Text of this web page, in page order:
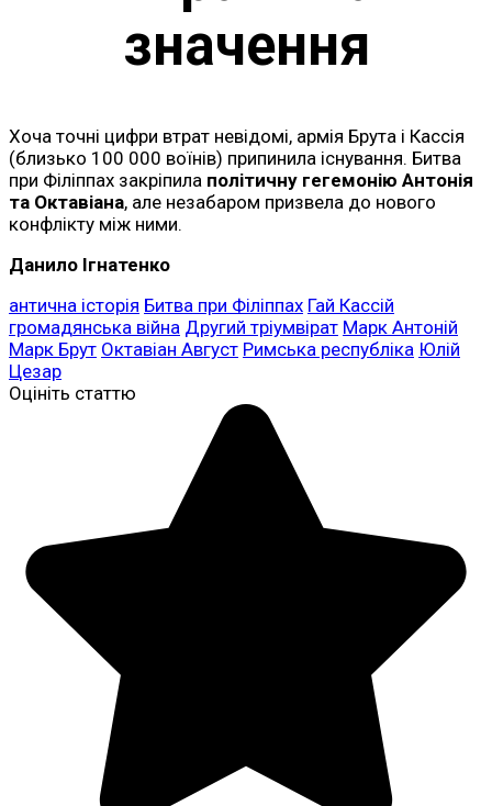
значення
Хоча точні цифри втрат невідомі, армія Брута і Кассія
(близько 100 000 воїнів) припинила існування. Битва
при Філіппах закріпила політичну гегемонію Антонія
та Октавіана, але незабаром призвела до нового
конфлікту між ними.
Данило Ігнатенко
антична історія Битва при Філіппах Гай Кассій
громадянська війна Другий тріумвірат Марк Антоній
Марк Брут Октавіан Август Римська республіка Юлій
Цезар
Оцініть статтю